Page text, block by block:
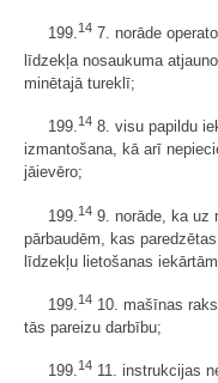
199. 14 7. norāde
līdzekļa nosaukuma
minētajā tureklī;
199.14 8. visu papildu
izmantošana, kā arī
jāievēro;
199. 14 9. norāde, ka uz
pārbaudēm, kas
līdzekļu lietošanas
199. 14 10. mašīnas
tās pareizu darbību;
199.14 11. instrukcijas